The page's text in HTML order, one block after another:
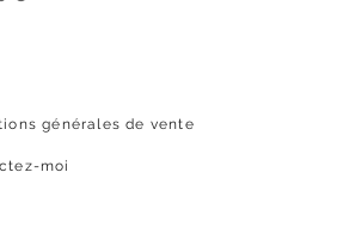
générales de vente
moi